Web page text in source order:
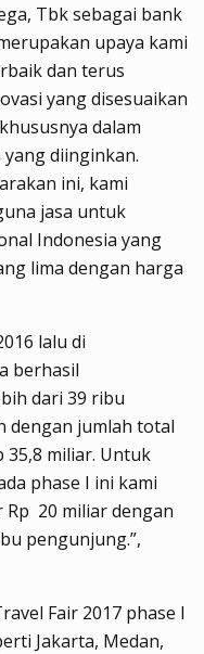
Tbksebagai bank
upaya kami
dan terus
yang disesuaikan
dalam
diinginkan.
ini, kami
jasa untuk
Indonesia yang
lima dengan harga
lalu di
berhasil
dari 39 ribu
dengan jumlah total
35,8 miliar. Untuk
phase I ini kami
20 miliar dengan
pengunjung.”,
Fair 2017 phase I
Jakarta, Medan,